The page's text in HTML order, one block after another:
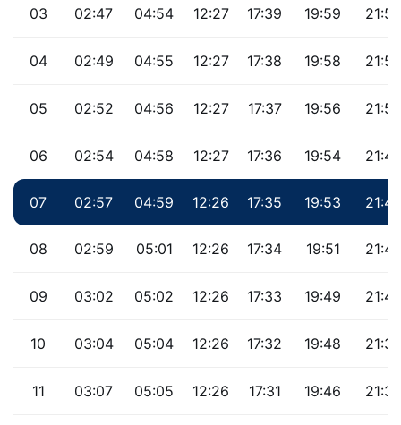
03 02:47 04:54 12:27 17:39 19:59 21:55
04 02:49 04:55 12:27 17:38 19:58 21:52
05 02:52 04:56 12:27 17:37 19:56 21:50
06 02:54 04:58 12:27 17:36 19:54 21:47
07 02:57 04:59 12:26 17:35 19:53 21:45
08 02:59 05:01 12:26 17:34 19:51 21:42
09 03:02 05:02 12:26 17:33 19:49 21:40
10 03:04 05:04 12:26 17:32 19:48 21:37
11 03:07 05:05 12:26 17:31 19:46 21:34